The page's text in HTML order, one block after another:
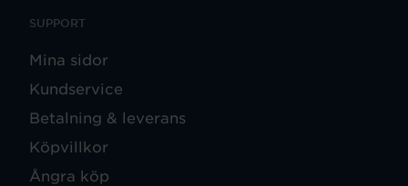
SUPPORT
Mina sidor
Kundservice
Betalning & leverans
Köpvillkor
Ångra köp